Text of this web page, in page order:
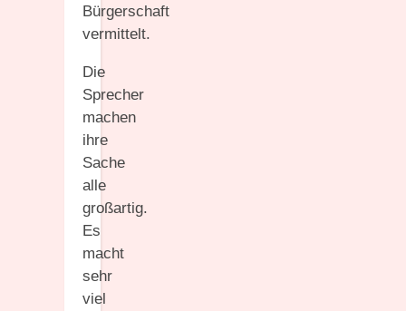
Bürgerschaft
vermittelt.
Die
Sprecher
machen
ihre
Sache
alle
großartig.
Es
macht
sehr
viel